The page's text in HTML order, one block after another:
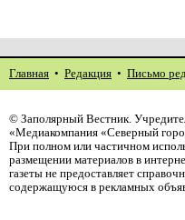
Главная • Редакция • Письмо
© Заполярный Вестник.
«Медиакомпания «Северный
При полном или частичном
размещении материалов в
газеты не предоставляет
содержащуюся в рекламных